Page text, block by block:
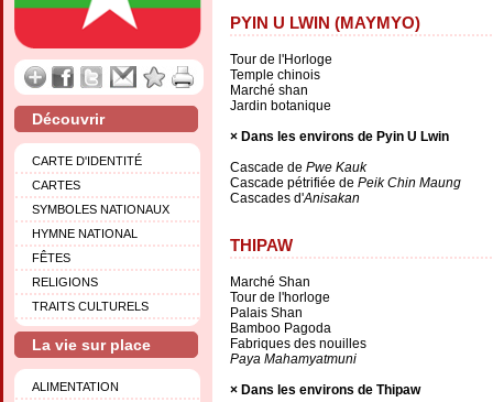
Découvrir
CARTE D'IDENTITÉ
CARTES
SYMBOLES NATIONAUX
HYMNE NATIONAL
FÊTES
RELIGIONS
TRAITS CULTURELS
La vie sur place
ALIMENTATION
PYIN U LWIN (MAYMYO)
Tour de l'Horloge
Temple chinois
Marché shan
Jardin botanique
Dans les environs de Pyin U Lwin
Cascade de Pwe Kauk
Cascade pétrifiée de Peik Chin Maung
Cascades d'Anisakan
THIPAW
Marché Shan
Tour de l'horloge
Palais Shan
Bamboo Pagoda
Fabriques des nouilles
Paya Mahamyatmuni
Dans les environs de Thipaw